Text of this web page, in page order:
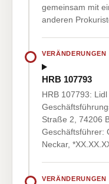
gemeinsam mit
anderen
VERÄNDERUNGEN
HRB 107793
HRB 107793:
Straße 2, 74206
Geschäftsführer:
Neckar,
VERÄNDERUNGEN